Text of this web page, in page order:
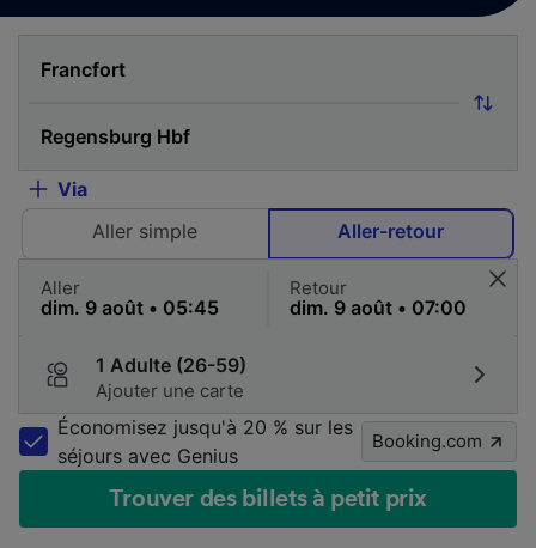
Via
Aller simple
Aller-retour
Aller Retour
1 Adulte (26-59)
Ajouter une carte
Économisez jusqu'à 20 % sur les
séjours avec Genius
Booking.com
Trouver des billets à petit prix